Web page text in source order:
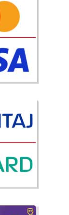
stofa
bleumarin – Elegant
sau un coltar
marimea
si utilit..